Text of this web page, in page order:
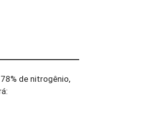
de nitrogênio,